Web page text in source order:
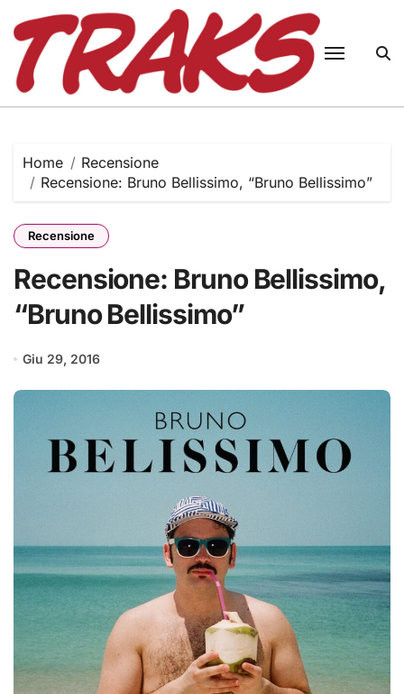
content
Home
Recensione
Recensione: Bruno Bellissimo, “Bruno Bellissimo”
Recensione
Recensione: Bruno Bellissimo,
“Bruno Bellissimo”
Giu 29, 2016